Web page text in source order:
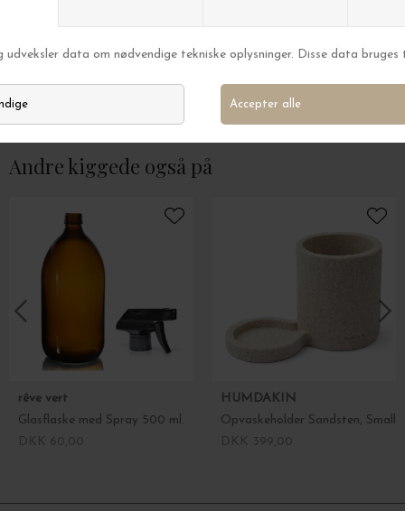
meraki
Opvaskemiddel, Shadow Lake 1L.
DKK 189,00
meraki
Bakke, Datura,
Andre kiggede også på
rêve vert
Glasflaske med Spray 500 ml.
HUMDAKIN
Opvaskeholder Sandsten, Small